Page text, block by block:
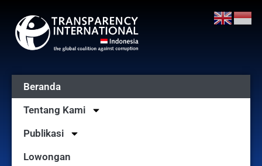
Beranda
Tentang Kami
Publikasi
Lowongan